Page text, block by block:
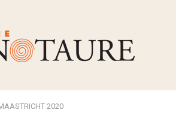
2020